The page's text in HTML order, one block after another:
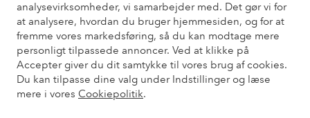
analysevirksomheder, vi samarbejder med. Det gør vi for
at analysere, hvordan du bruger hjemmesiden, og for at
fremme vores markedsføring, så du kan modtage mere
personligt tilpassede annoncer. Ved at klikke på
Accepter giver du dit samtykke til vores brug af cookies.
Du kan tilpasse dine valg under Indstillinger og læse
mere i vores Cookiepolitik.
Sikre betalinger
Vil du vide mere om vores betalingsmuligheder ?
elpy